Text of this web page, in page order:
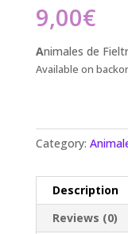
9,00€
Animales de
Available on
Category:
Description
Reviews (0)